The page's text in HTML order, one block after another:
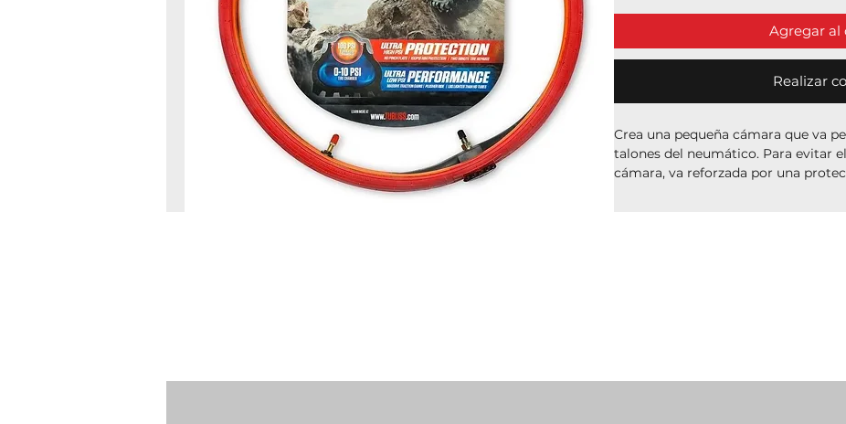
Agregar al
Realizar
Crea una pequeña cámara que va
talones del neumático. Para evitar
cámara, va reforzada por una